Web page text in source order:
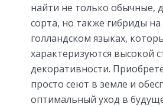
найти не только обычные,
сорта, но также гибриды
голландском языках,
характеризуются высокой
декоративности.
просто сеют в земле и
оптимальный уход в